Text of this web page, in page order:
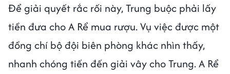
Để giải quyết rắc rối này, Trung buộc phải lấy
tiền đưa cho A Rể mua rượu. Vụ việc được một
đồng chí bộ đội biên phòng khác nhìn thấy,
nhanh chóng tiến đến giải vây cho Trung. A Rể